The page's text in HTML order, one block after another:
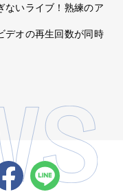
ないライブ！熟練のア
デオの再生回数が同時